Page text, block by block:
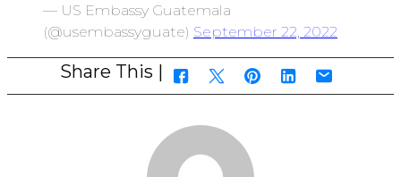
— US Embassy Guatemala
(@usembassyguate) September 22, 2022
Share This |